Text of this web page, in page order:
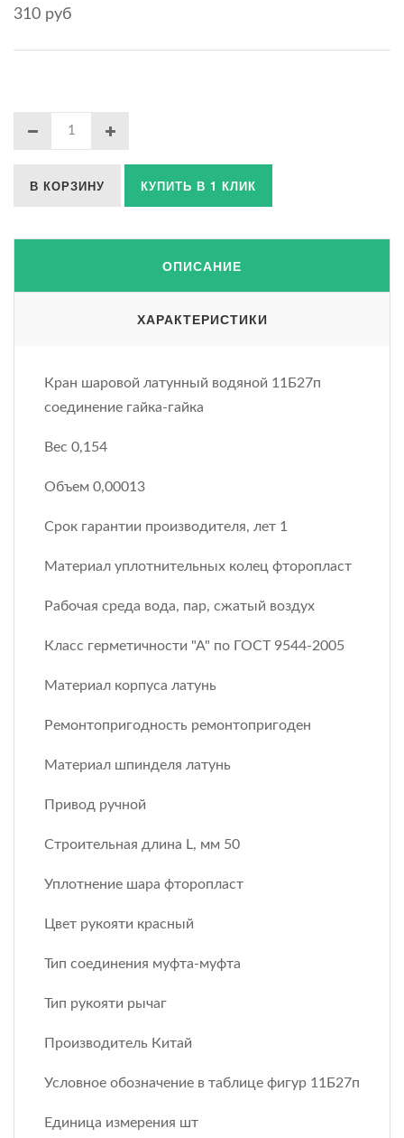
310 руб
В КОРЗИНУ КУПИТЬ В 1 КЛИК
ОПИСАНИЕ
ХАРАКТЕРИСТИКИ
Кран шаровой латунный водяной 11Б27п
соединение гайка-гайка
Вес 0,154
Объем 0,00013
Срок гарантии производителя, лет 1
Материал уплотнительных колец фторопласт
Рабочая среда вода, пар, сжатый воздух
Класс герметичности "А" по ГОСТ 9544-2005
Материал корпуса латунь
Ремонтопригодность ремонтопригоден
Материал шпинделя латунь
Привод ручной
Строительная длина L, мм 50
Уплотнение шара фторопласт
Цвет рукояти красный
Тип соединения муфта-муфта
Тип рукояти рычаг
Производитель Китай
Условное обозначение в таблице фигур 11Б27п
Единица измерения шт